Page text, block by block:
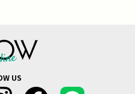
US